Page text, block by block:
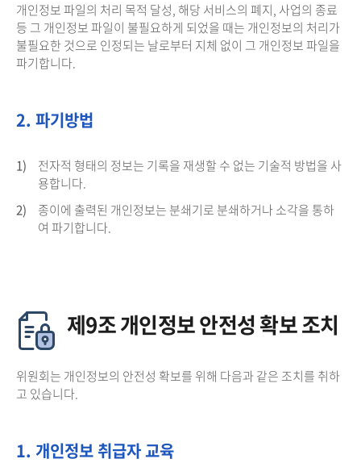
개인정보 파일의 처리 목적 달성, 해당 서비스의 폐지, 사업의 종료
등 그 개인정보 파일이 불필요하게 되었을 때는 개인정보의 처리가
불필요한 것으로 인정되는 날로부터 지체 없이 그 개인정보 파일을
파기합니다.
2. 파기방법
1)
전자적 형태의 정보는 기록을 재생할 수 없는 기술적 방법을 사
용합니다.
2)
종이에 출력된 개인정보는 분쇄기로 분쇄하거나 소각을 통하
여 파기합니다.
제9조 개인정보 안전성 확보 조치
위원회는 개인정보의 안전성 확보를 위해 다음과 같은 조치를 취하
고 있습니다.
1. 개인정보 취급자 교육